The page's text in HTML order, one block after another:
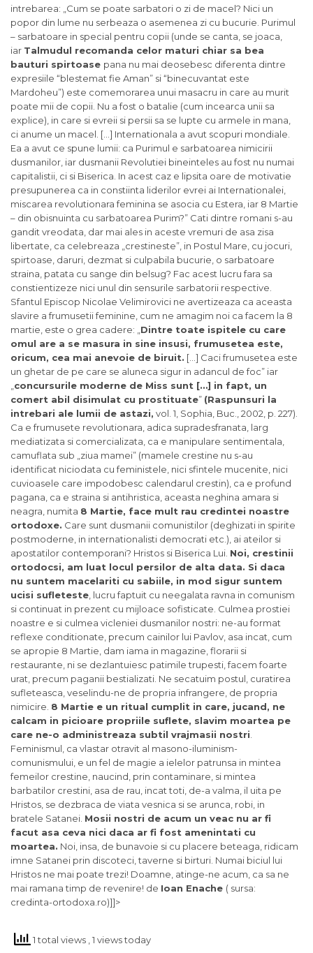
intrebarea: „Cum se poate sarbatori o zi de macel? Nici un
popor din lume nu serbeaza o asemenea zi cu bucurie. Purimul
– sarbatoare in special pentru copii (unde se canta, se joaca,
iar Talmudul recomanda celor maturi chiar sa bea
bauturi spirtoase pana nu mai deosebesc diferenta dintre
expresiile “blestemat fie Aman” si “binecuvantat este
Mardoheu”) este comemorarea unui masacru in care au murit
poate mii de copii. Nu a fost o batalie (cum incearca unii sa
explice), in care si evreii si persii sa se lupte cu armele in mana,
ci anume un macel. […] Internationala a avut scopuri mondiale.
Ea a avut ce spune lumii: ca Purimul e sarbatoarea nimicirii
dusmanilor, iar dusmanii Revolutiei bineinteles au fost nu numai
capitalistii, ci si Biserica. In acest caz e lipsita oare de motivatie
presupunerea ca in constiinta liderilor evrei ai Internationalei,
miscarea revolutionara feminina se asocia cu Estera, iar 8 Martie
– din obisnuinta cu sarbatoarea Purim?” Cati dintre romani s-au
gandit vreodata, dar mai ales in aceste vremuri de asa zisa
libertate, ca celebreaza „crestineste”, in Postul Mare, cu jocuri,
spirtoase, daruri, dezmat si culpabila bucurie, o sarbatoare
straina, patata cu sange din belsug? Fac acest lucru fara sa
constientizeze nici unul din sensurile sarbatorii respective.
Sfantul Episcop Nicolae Velimirovici ne avertizeaza ca aceasta
slavire a frumusetii feminine, cum ne amagim noi ca facem la 8
martie, este o grea cadere: „ Dintre toate ispitele cu care
omul are a se masura in sine insusi, frumusetea este,
oricum, cea mai anevoie de biruit. […] Caci frumusetea este
un ghetar de pe care se aluneca sigur in adancul de foc” iar
concursurile moderne de Miss sunt […] in fapt, un
comert abil disimulat cu prostituate” (Raspunsuri la
intrebari ale lumii de astazi, vol. 1, Sophia, Buc., 2002, p. 227).
Ca e frumusete revolutionara, adica supradesfranata, larg
mediatizata si comercializata, ca e manipulare sentimentala,
camuflata sub „ziua mamei” (mamele crestine nu s-au
identificat niciodata cu feministele, nici sfintele mucenite, nici
cuvioasele care impodobesc calendarul crestin), ca e profund
pagana, ca e straina si antihristica, aceasta neghina amara si
neagra, numita 8 Martie, face mult rau credintei noastre
ortodoxe. Care sunt dusmanii comunistilor (deghizati in spirite
postmoderne, in internationalisti democrati etc.), ai ateilor si
apostatilor contemporani? Hristos si Biserica Lui. Noi, crestinii
ortodocsi, am luat locul persilor de alta data. Si daca
nu suntem macelariti cu sabiile, in mod sigur suntem
ucisi sufleteste , lucru faptuit cu neegalata ravna in comunism
si continuat in prezent cu mijloace sofisticate. Culmea prostiei
noastre e si culmea vicleniei dusmanilor nostri: ne-au format
reflexe conditionate, precum cainilor lui Pavlov, asa incat, cum
se apropie 8 Martie, dam iama in magazine, florarii si
restaurante, ni se dezlantuiesc patimile trupesti, facem foarte
urat, precum paganii bestializati. Ne secatuim postul, curatirea
sufleteasca, veselindu-ne de propria infrangere, de propria
nimicire. 8 Martie e un ritual cumplit in care, jucand, ne
calcam in picioare propriile suflete, slavim moartea pe
care ne-o administreaza subtil vrajmasii nostri
Feminismul, ca vlastar otravit al masono-iluminism-
comunismului, e un fel de magie a ielelor patrunsa in mintea
femeilor crestine, naucind, prin contaminare, si mintea
barbatilor crestini, asa de rau, incat toti, de-a valma, il uita pe
Hristos, se dezbraca de viata vesnica si se arunca, robi, in
bratele Satanei. Mosii nostri de acum un veac nu ar fi
facut asa ceva nici daca ar fi fost amenintati cu
moartea. Noi, insa, de bunavoie si cu placere beteaga, ridicam
imne Satanei prin discoteci, taverne si birturi. Numai biciul lui
Hristos ne mai poate trezi! Doamne, atinge-ne acum, ca sa ne
mai ramana timp de revenire! de Ioan Enache ( sursa:
credinta-ortodoxa.ro)]]>
1 total views , 1 views today